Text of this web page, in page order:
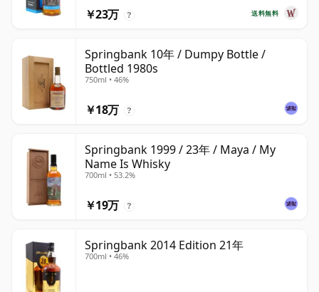
送料無料
￥23万 ?
Springbank 10年 / Dumpy Bottle /
Bottled 1980s
750ml • 46%
￥18万 ?
Springbank 1999 / 23年 / Maya / My
Name Is Whisky
700ml • 53.2%
￥19万 ?
Springbank 2014 Edition 21年
700ml • 46%